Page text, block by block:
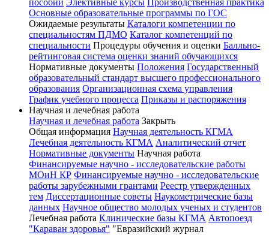
пособий Элективные курсы Производственная практика
Основные образовательные программы по ГОС
Ожидаемые результаты Каталоги компетенции по
специальностям ПДМО Каталог компетенций по
специальности Процедуры обучения и оценки Балльно-
рейтинговая система оценки знаний обучающихся
Нормативные документы Положения Государственный
образовательный стандарт высшего профессионального
образования Организационная схема управления
График учебного процесса Приказы и распоряжения
Научная и лечебная работа
Научная и лечебная работа Закрыть
Общая информация Научная деятельность КГМА
Лечебная деятельность КГМА Аналитический отчет
Нормативные документы Научная работа
Финансируемые научно - исследовательские работы
МОиН КР Финансируемые научно - исследовательские
работы зарубежными грантами Реестр утвержденных
тем Диссертационные советы Наукометрические базы
данных Научное общество молодых ученых и студентов
Лечебная работа Клинические базы КГМА Автопоезд
"Караван здоровья" "Евразийский журнал